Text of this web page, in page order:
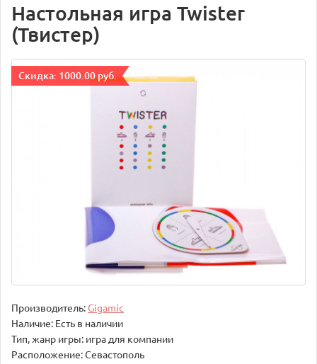
Настольная игра Twister
(Твистер)
Cкидка: 1000.00 руб.
Производитель: Gigamic
Наличие: Есть в наличии
Тип, жанр игры: игра для компании
Расположение: Севастополь